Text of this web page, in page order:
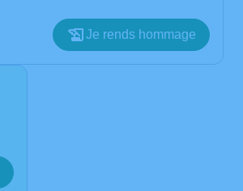
Je rends hommage